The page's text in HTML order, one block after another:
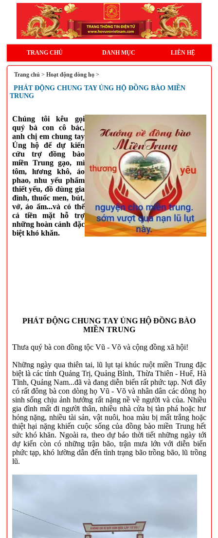
TRANG CHỦ DANH MỤC LIÊN HỆ
Trang chủ > Hoạt động dòng họ>
PHÁT ĐỘNG CHUNG TAY ỦNG HỘ ĐỒNG BÀO MIỀN
TRUNG
Chúng tôi kêu gọi
quý bà con cô bác,
anh chị em chung tay
Ủnghộ để dự kiến
cứu trợ đồng bào
miền Trung gạo, mì
tôm, lương khô, áo
phao, nhu yếu phẩm
thiết yếu, đồ dùng gia
đình, thuốc men, bút,
vở, áo ấm...và có thể
cả tiền mặt hỗ trợ
những hoàn cảnh đặc
biệt khó khăn.
PHÁT ĐỘNG CHUNG TAY ỦNG HỘ ĐỒNG BÀO
MIỀN TRUNG
Thưa quý bà con đồng tộc Vũ - Võ và cộng đồng xã hội!
Những ngày qua thiên tai, lũ lụt tại khúc ruột miền Trung đặc
biệt là các tỉnh Quảng Trị, Quảng Bình, Thừa Thiên - Huế, Hà
Tĩnh, Quảng Nam...đã và đang diễn biến rất phức tạp. Nơi đây
có rất đông bà con dòng họ Vũ - Võ và nhân dân các dòng họ
sinh sống chịu ảnh hưởng rất nặng nề về người và của. Nhiều
gia đình mất đi người thân, nhiều nhà cửa bị tàn phá hoặc hư
hỏng nặng, nhiều tài sản, vật nuôi, hoa màu bị mất trắng hoặc
thiệt hại nặng khiến cuộc sống của đồng bào miền Trung hết
sức khó khăn. Ngoài ra, theo dự báo thời tiết những ngày tới
dự kiến còn có những trận bão, trận mưa lớn với diễn biến
phức tạp, khó lường dẫn đến tình trạng bão trồng bão, lũ trồng
lũ.